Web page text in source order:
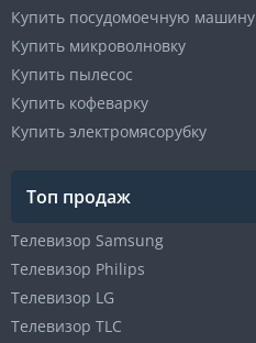
Купить посудомоечную машину
Купить микроволновку
Купить пылесос
Купить кофеварку
Купить электромясорубку
Топ продаж
Телевизор Samsung
Телевизор Philips
Телевизор LG
Телевизор TLC